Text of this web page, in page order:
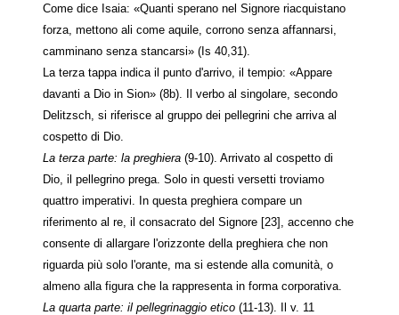
Come dice Isaia: «Quanti sperano nel Signore riacquistano
forza, mettono ali come aquile, corrono senza affannarsi,
camminano senza stancarsi» (Is 40,31).
La terza tappa indica il punto d'arrivo, il tempio: «Appare
davanti a Dio in Sion» (8b). Il verbo al singolare, secondo
Delitzsch, si riferisce al gruppo dei pellegrini che arriva al
cospetto di Dio.
La terza parte: la preghiera (9-10). Arrivato al cospetto di
Dio, il pellegrino prega. Solo in questi versetti troviamo
quattro imperativi. In questa preghiera compare un
riferimento al re, il consacrato del Signore [23], accenno che
consente di allargare l'orizzonte della preghiera che non
riguarda più solo l'orante, ma si estende alla comunità, o
almeno alla figura che la rappresenta in forma corporativa.
La quarta parte: il pellegrinaggio etico (11-13). Il v. 11